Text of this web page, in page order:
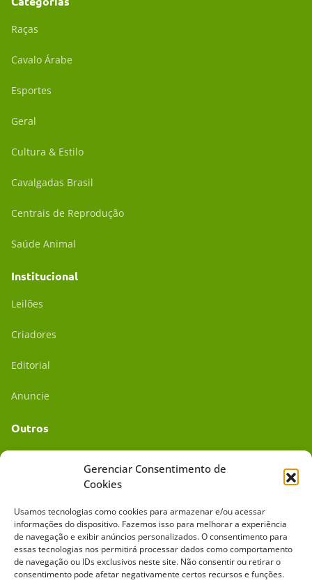
Gerenciar Consentimento de
Cookies
Usamos tecnologias como cookies para armazenar e/ou acessar
informações do dispositivo. Fazemos isso para melhorar a experiência
de navegação e exibir anúncios personalizados. O consentimento para
essas tecnologias nos permitirá processar dados como comportamento
de navegação ou IDs exclusivos neste site. Não consentir ou retirar o
consentimento pode afetar negativamente certos recursos e funções.
Raças
Cavalo Árabe
Esportes
Geral
Cultura & Estilo
Cavalgadas Brasil
Centrais de Reprodução
Saúde Animal
Institucional
Leilões
Criadores
Editorial
Anuncie
Outros
Mídia Kit